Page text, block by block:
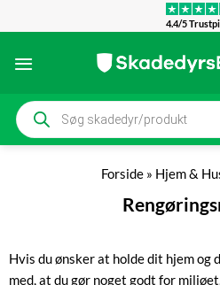
til
4.4/5
Products
search
Forside » Hjem &
Hvis du ønsker at holde dit hjem og
med, at du gør noget godt for